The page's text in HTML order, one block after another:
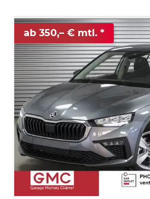
ab 350,– € mtl.